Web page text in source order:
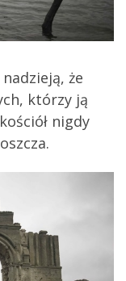
że
którzy ją
nigdy